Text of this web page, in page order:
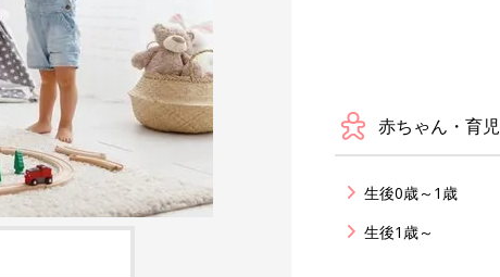
赤ちゃん・育児
生後0歳～1歳
生後1歳～